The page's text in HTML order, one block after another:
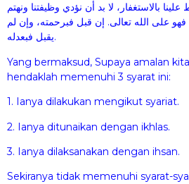
بالاستغفار، لا بد أن نؤدي وظيفتنا ونهتم
فهو على الله تعالى. إن قبل فبرحمته، وإن لم
يقبل فبعدله.
Yang bermaksud, Supaya amalan
hendaklah memenuhi 3 syarat ini:
1. Ianya dilakukan mengikut syariat.
2. Ianya ditunaikan dengan ikhlas.
3. Ianya dilaksanakan dengan ihsan.
Sekiranya tidak memenuhi syarat-